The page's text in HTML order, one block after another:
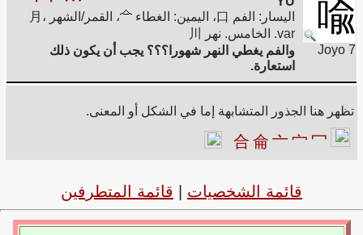
喩
Joyo 7
اليسار: الفم 口، اليمين: الغطاء
، القمر/الشهر 月،
var. الخامس. نهر 川
والفم يغطي النهر شهورا؟؟؟ يجب أن يكون ذلك
استعارة.
تظهر هنا الجذور المتشابهة إما في الشكل أو المعنى.
合 侖 亠宀 冖
قائمة الشخصيات قائمة المتطرفين